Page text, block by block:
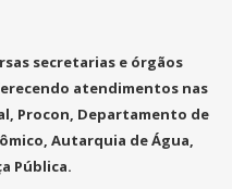
secretarias e órgãos
atendimentos nas
Procon, Departamento de
Autarquia de Água,
Pública.